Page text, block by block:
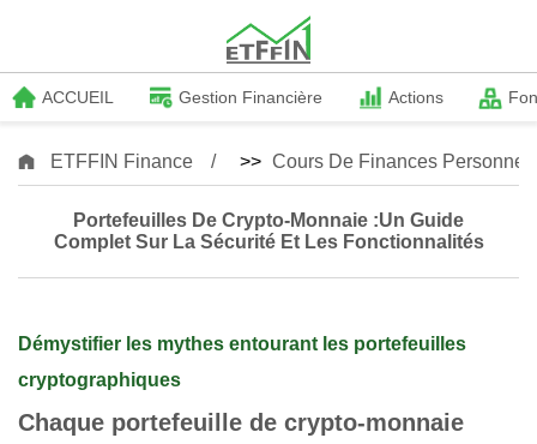
ACCUEIL Gestion Financière Actions
ETFFIN Finance >> Cours De Finances
Portefeuilles De Crypto-Monnaie :un Guide
Complet Sur La Sécurité Et Les Fonctionnalités
Démystifier les mythes entourant les portefeuilles
cryptographiques
Chaque portefeuille de crypto-monnaie